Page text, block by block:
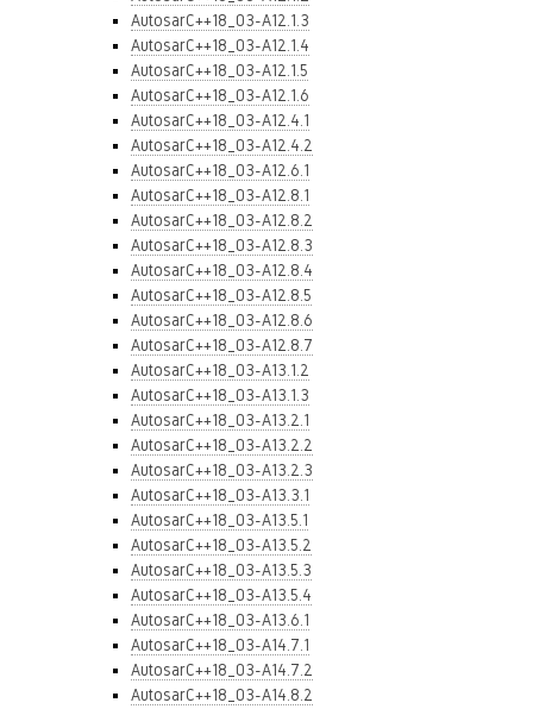
AutosarC++18_03-A12.1.3
AutosarC++18_03-A12.1.4
AutosarC++18_03-A12.1.5
AutosarC++18_03-A12.1.6
AutosarC++18_03-A12.4.1
AutosarC++18_03-A12.4.2
AutosarC++18_03-A12.6.1
AutosarC++18_03-A12.8.1
AutosarC++18_03-A12.8.2
AutosarC++18_03-A12.8.3
AutosarC++18_03-A12.8.4
AutosarC++18_03-A12.8.5
AutosarC++18_03-A12.8.6
AutosarC++18_03-A12.8.7
AutosarC++18_03-A13.1.2
AutosarC++18_03-A13.1.3
AutosarC++18_03-A13.2.1
AutosarC++18_03-A13.2.2
AutosarC++18_03-A13.2.3
AutosarC++18_03-A13.3.1
AutosarC++18_03-A13.5.1
AutosarC++18_03-A13.5.2
AutosarC++18_03-A13.5.3
AutosarC++18_03-A13.5.4
AutosarC++18_03-A13.6.1
AutosarC++18_03-A14.7.1
AutosarC++18_03-A14.7.2
AutosarC++18_03-A14.8.2